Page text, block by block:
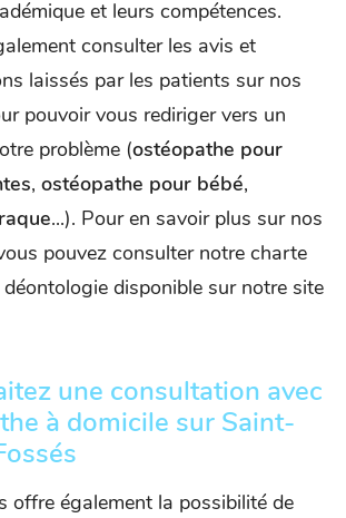
et leurs compétences.
consulter les avis et
laissés par les patients sur nos
pouvoir vous rediriger vers un
problème (ostéopathe pour
, ostéopathe pour bébé,
...). Pour en savoir plus sur nos
pouvez consulter notre charte
disponible sur notre site
une consultation avec
à domicile sur Saint-
offre également la possibilité de